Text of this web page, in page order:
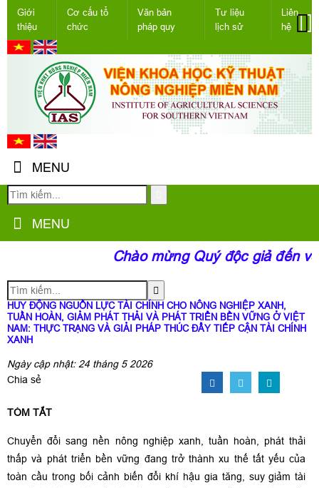
Giới
thiệu
Cơ cấu tổ
chức
Văn bản
pháp quy
Tư liệu
lịch sử
Liên
hệ
MENU
MENU
Chào mừng Quý độc giả đến
HUY ĐỘNG NGUỒN LỰC TÀI CHÍNH CHO NÔNG NGHIỆP XANH,
TUẦN HOÀN, GIẢM PHÁT THẢI VÀ PHÁT TRIỂN BỀN VỮNG Ở VIỆT
NAM: THỰC TRẠNG VÀ GIẢI PHÁP THÚC ĐẨY TIẾP CẬN TÀI CHÍNH
XANH
Ngày cập nhật: 24 tháng 5 2026
Chia sẻ
TÓM TẮT
Chuyển đổi sang nền nông nghiệp xanh, tuần hoàn, phát thải
thấp và phát triển bền vững đang trở thành xu thế tất yếu của
toàn cầu trong bối cảnh biến đổi khí hậu gia tăng, suy giảm tài